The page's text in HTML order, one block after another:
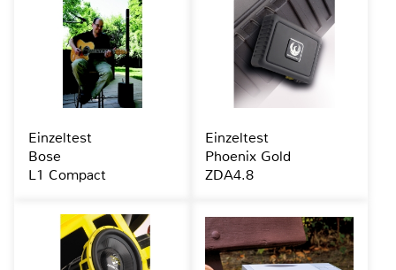
Einzeltest
Bose
L1 Compact
Einzeltest
Phoenix Gold
ZDA4.8